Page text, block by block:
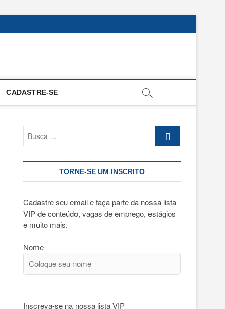
CADASTRE-SE
TORNE-SE UM INSCRITO
Cadastre seu email e faça parte da nossa lista
VIP de conteúdo, vagas de emprego, estágios
e muito mais.
Nome
Inscreva-se na nossa lista VIP